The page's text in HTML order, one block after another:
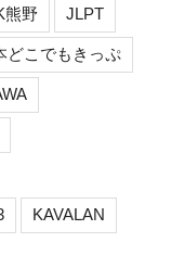
熊野 JLPT
どこでもきっぷ
KAVALAN